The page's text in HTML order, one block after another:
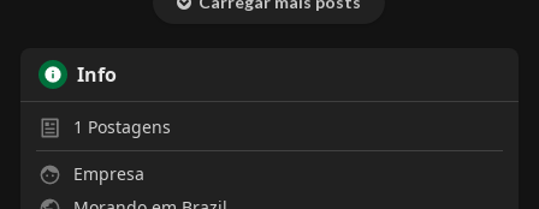
Info
1 Postagens
Empresa